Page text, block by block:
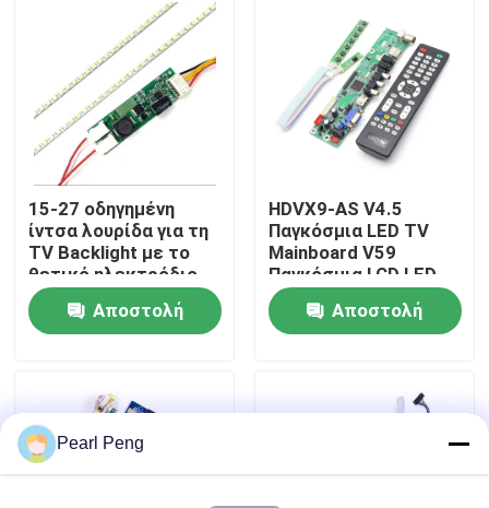
Σχετικά με εμάς
Επισκεψή εργοστασίου
Έλεγχος Ποιότητας
Επικοινωνήστε μαζί μας
Ειδήσεις
Ιστολόγιο
15-27 οδηγημένη
ίντσα λουρίδα για τη
TV Backlight με το
θετικό ηλεκτρόδιο
12v
Αποστολή
HDVX9-AS V4.5
Παγκόσμια LED TV
Mainboard V59
Παγκόσμια LCD LED
TV Controller Board
Αποστολή
Pearl Peng